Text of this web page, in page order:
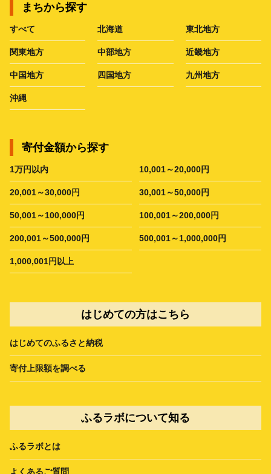
まちから探す
すべて 北海道 東北地方
関東地方 中部地方 近畿地方
中国地方 四国地方 九州地方
沖縄
寄付金額から探す
1万円以内 10,001～20,000円
20,001～30,000円 30,001～50,000円
50,001～100,000円 100,001～200,000円
200,001～500,000円 500,001～1,000,000円
1,000,001円以上
はじめての方はこちら
はじめてのふるさと納税
寄付上限額を調べる
ふるラボについて知る
ふるラボとは
よくあるご質問